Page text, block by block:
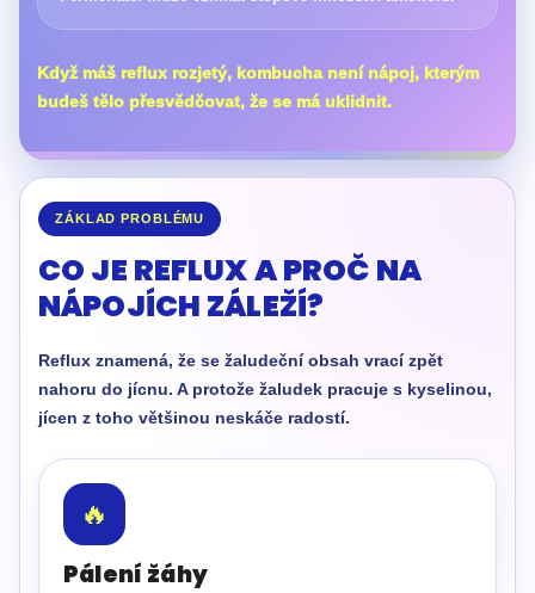
Když máš reflux rozjetý, kombucha není nápoj, kterým
budeš tělo přesvědčovat, že se má uklidnit.
ZÁKLAD PROBLÉMU
CO JE REFLUX A PROČ NA
NÁPOJÍCH ZÁLEŽÍ?
Reflux znamená, že se žaludeční obsah vrací zpět
nahoru do jícnu. A protože žaludek pracuje s kyselinou,
jícen z toho většinou neskáče radostí.
🔥
Pálení žáhy